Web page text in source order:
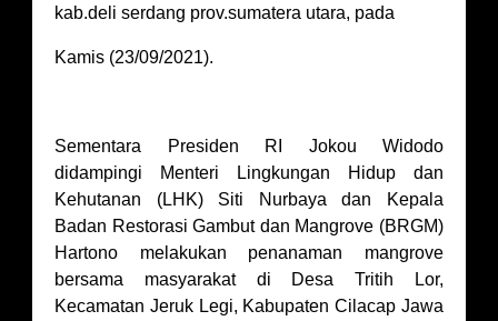
kab.deli serdang prov.sumatera utara, pada
Kamis (23/09/2021).
Sementara Presiden RI Jokou Widodo
didampingi Menteri Lingkungan Hidup dan
Kehutanan (LHK) Siti Nurbaya dan Kepala
Badan Restorasi Gambut dan Mangrove (BRGM)
Hartono melakukan penanaman mangrove
bersama masyarakat di Desa Tritih Lor,
Kecamatan Jeruk Legi, Kabupaten Cilacap Jawa